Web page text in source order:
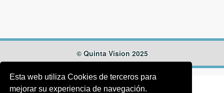
Esta web utiliza Cookies de terceros para
mejorar su experiencia de navegación.
© Quinta Vision 2025